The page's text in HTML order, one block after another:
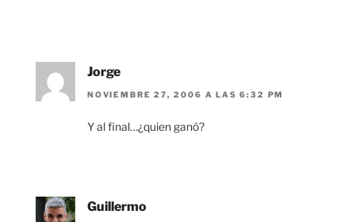
Jorge
NOVIEMBRE 27, 2006 A LAS 6:32 PM
Y al final…¿quien ganó?
Guillermo